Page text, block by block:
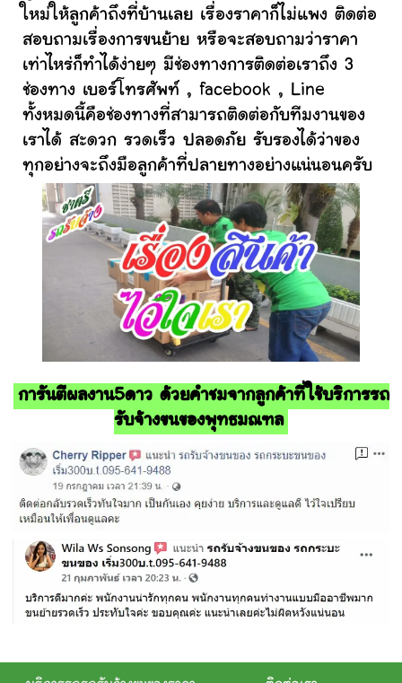
ใหม่ให้ลูกค้าถึงที่บ้านเลย เรื่องราคาก็ไม่แพง ติดต่อ
สอบถามเรื่องการขนย้าย หรือจะสอบถามว่าราคา
เท่าไหร่ก็ทำได้ง่ายๆ มีช่องทางการติดต่อเราถึง 3
ช่องทาง เบอร์โทรศัพท์ , facebook , Line
ทั้งหมดนี้คือช่องทางที่สามารถติดต่อกับทีมงานของ
เราได้ สะดวก รวดเร็ว ปลอดภัย รับรองได้ว่าของ
ทุกอย่างจะถึงมือลูกค้าที่ปลายทางอย่างแน่นอนครับ
การันตีผลงาน5ดาว ด้วยคำชมจากลูกค้าที่ใช้บริการรถ
รับจ้างขนของพุทธมณฑล